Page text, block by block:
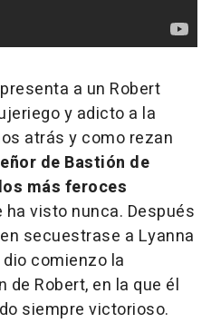
a un Robert
y adicto a la
atrás y como rezan
de Bastión de
más feroces
ha visto nunca. Después
secuestrase a Lyanna
comienzo la
de Robert, en la que él
siempre victorioso.